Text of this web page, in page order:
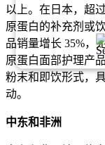
以上。在日本，超
原蛋白的补充剂或
品销量增长 35%，
原蛋白面部护理产
粉末和即饮形式，
动。
中东和非洲